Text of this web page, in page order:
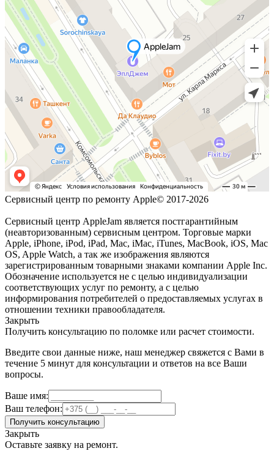
Сервисный центр по ремонту Apple© 2017-2026
Сервисный центр AppleJam является постгарантийным
(неавторизованным) сервисным центром. Торговые марки
Apple, iPhone, iPod, iPad, Mac, iMac, iTunes, MacBook, iOS, Mac
OS, Apple Watch, а так же изображения являются
зарегистрированным товарными знаками компании Apple Inc.
Обозначение используется не с целью индивидуализации
соответствующих услуг по ремонту, а с целью
информирования потребителей о предоставляемых услугах в
отношении техники правообладателя.
Закрыть
Получить консультацию по поломке или расчет стоимости.
Введите свои данные ниже, наш менеджер свяжется с Вами в
течение 5 минут для консультации и ответов на все Ваши
вопросы.
Ваше имя:
Ваш телефон:
Получить консультацию
Закрыть
Оставьте заявку на ремонт.